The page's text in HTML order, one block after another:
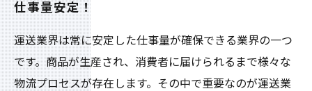
仕事量安定！
運送業界は常に安定した仕事量が確保できる業界の一つ
です。商品が生産され、消費者に届けられるまで様々な
物流プロセスが存在します。その中で重要なのが運送業